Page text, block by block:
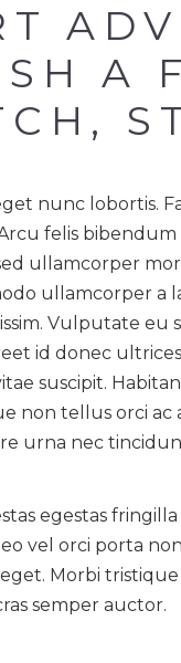
A
nunc lobortis.
felis
ullamcorper
ullamcorper a
Vulputate eu
id donec
suscipit.
non tellus orci
urna nec
egestas
vel orci porta
Morbi tristique
semper auctor.